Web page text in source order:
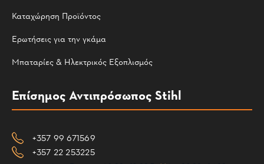
Καταχώρηση Προϊόντος
Ερωτήσεις για την γκάμα
Μπαταρίες & Ηλεκτρικός Εξοπλισμός
Επίσημος Αντιπρόσωπος Stihl
+357 99 671569
+357 22 253225